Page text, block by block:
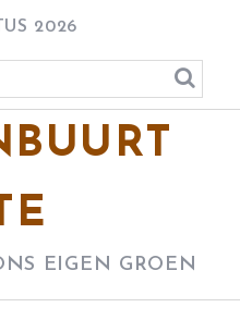
2026
EIGEN GROEN